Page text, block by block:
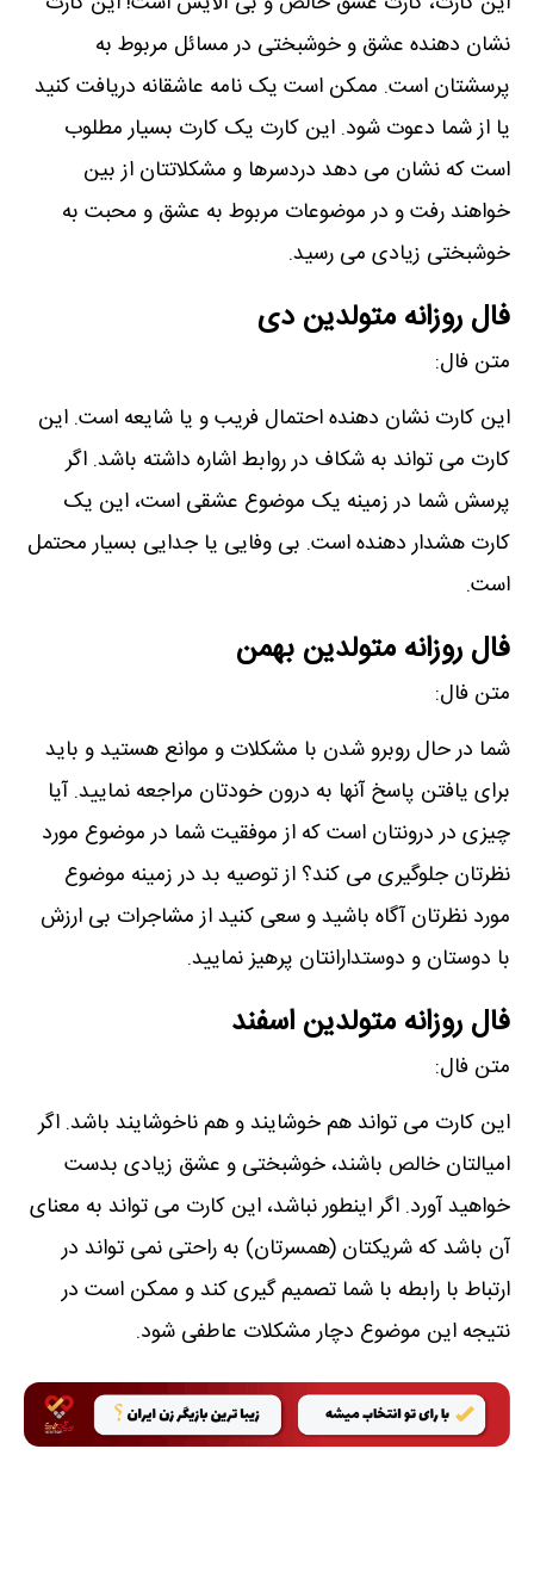
نشان دھنده عشق و خوشبختی در مسائل مربوط به
پرسشتان است. ممکن است یک نامه عاشقانه دریافت کنید
یا از شما دعوت شود. این کارت یک کارت بسیار مطلوب
است که نشان می دھد دردسرھا و مشکلاتتان از بین
خواھند رفت و در موضوعات مربوط به عشق و محبت به
خوشبختی زیادی می رسید.
فال روزانه متولدین دی
متن فال:
این کارت نشان دھنده احتمال فریب و یا شایعه است. این
کارت می تواند به شکاف در روابط اشاره داشته باشد. اگر
پرسش شما در زمینه یک موضوع عشقی است، این یک
کارت ھشدار دھنده است. بی وفایی یا جدایی بسیار محتمل
است.
فال روزانه متولدین بهمن
متن فال:
شما در حال روبرو شدن با مشکلات و موانع ھستید و باید
برای یافتن پاسخ آنھا به درون خودتان مراجعه نمایید. آیا
چیزی در درونتان است که از موفقیت شما در موضوع مورد
نظرتان جلوگیری می کند؟ از توصیه بد در زمینه موضوع
مورد نظرتان آگاه باشید و سعی کنید از مشاجرات بی ارزش
با دوستان و دوستدارانتان پرھیز نمایید.
فال روزانه متولدین اسفند
متن فال:
این کارت می تواند ھم خوشایند و ھم ناخوشایند باشد. اگر
امیالتان خالص باشند، خوشبختی و عشق زیادی بدست
خواھید آورد. اگر اینطور نباشد، این کارت می تواند به معنای
آن باشد که شریکتان (ھمسرتان) به راحتی نمی تواند در
ارتباط با رابطه با شما تصمیم گیری کند و ممکن است در
نتیجه این موضوع دچار مشکلات عاطفی شود.